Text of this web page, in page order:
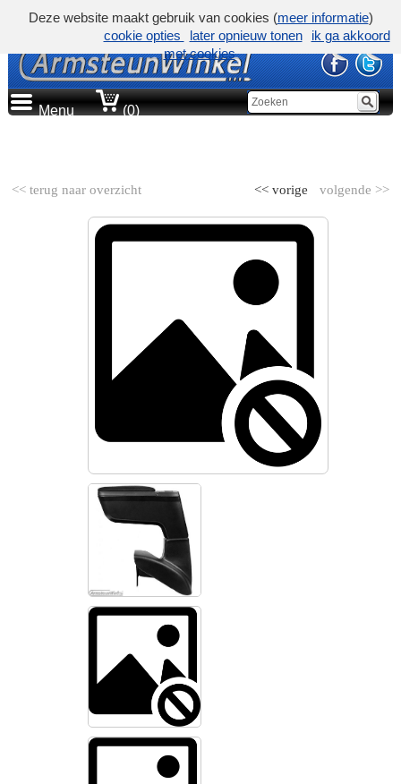
Menu (0)
<< terug naar overzicht volgende >>
<< vorige
Deze website maakt gebruik van cookies (meer informatie)
cookie opties
later opnieuw tonen
ik ga akkoord
met cookies